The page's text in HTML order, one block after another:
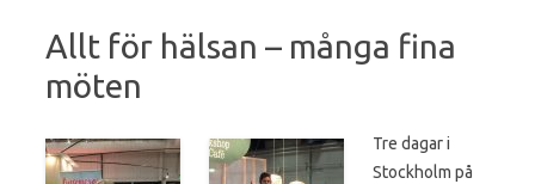
Allt för hälsan – många fina
möten
Tre dagar i
Stockholm på